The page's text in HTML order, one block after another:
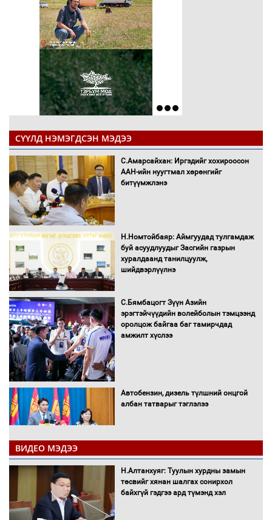
СҮҮЛД НЭМЭГДСЭН МЭДЭЭ
С.Амарсайхан: Иргэдийг хохироосон
ААН-ийн нуугтмал хөрөнгийг
битүүмжлэнэ
Н.Номтойбаяр: Аймгуудад тулгамдаж
буй асуудлуудыг Засгийн газрын
хуралдаанд танилцуулж,
шийдвэрлүүлнэ
С.Бямбацогт Зүүн Азийн
эрэгтэйчүүдийн волейболын тэмцээнд
оролцож байгаа баг тамирчдад
амжилт хүслээ
Автобензин, дизель түлшний онцгой
албан татварыг тэглэлээ
мэндийн салбар хамаарахгүй
ВИДЕО МЭДЭЭ
Н.Алтанхуяг: Туулын хурдны замын
төсвийг хянан шалгах сонирхол
байхгүй гэдгээ ард түмэнд хэл